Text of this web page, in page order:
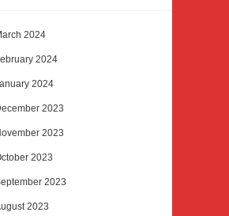
2024
2024
2024
2023
2023
2023
2023
2023